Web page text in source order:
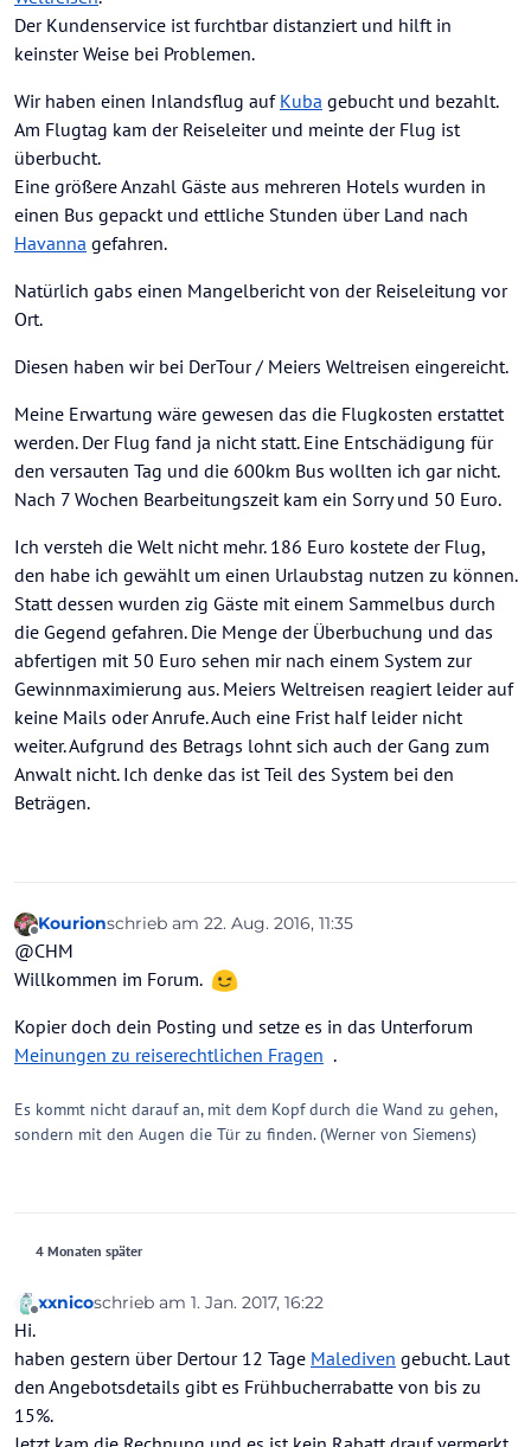
Der Kundenservice ist furchtbar distanziert und hilft in
keinster Weise bei Problemen.
Wir haben einen Inlandsflug auf Kuba gebucht und bezahlt.
Am Flugtag kam der Reiseleiter und meinte der Flug ist
überbucht.
Eine größere Anzahl Gäste aus mehreren Hotels wurden in
einen Bus gepackt und ettliche Stunden über Land nach
Havanna gefahren.
Natürlich gabs einen Mangelbericht von der Reiseleitung vor
Ort.
Diesen haben wir bei DerTour / Meiers Weltreisen eingereicht.
Meine Erwartung wäre gewesen das die Flugkosten erstattet
werden. Der Flug fand ja nicht statt. Eine Entschädigung für
den versauten Tag und die 600km Bus wollten ich gar nicht.
Nach 7 Wochen Bearbeitungszeit kam ein Sorry und 50 Euro.
Ich versteh die Welt nicht mehr. 186 Euro kostete der Flug,
den habe ich gewählt um einen Urlaubstag nutzen zu können.
Statt dessen wurden zig Gäste mit einem Sammelbus durch
die Gegend gefahren. Die Menge der Überbuchung und das
abfertigen mit 50 Euro sehen mir nach einem System zur
Gewinnmaximierung aus. Meiers Weltreisen reagiert leider auf
keine Mails oder Anrufe. Auch eine Frist half leider nicht
weiter. Aufgrund des Betrags lohnt sich auch der Gang zum
Anwalt nicht. Ich denke das ist Teil des System bei den
Beträgen.
Offline
Kourionschrieb am 22. Aug. 2016, 11:35
zuletzt editiert von
@CHM
Willkommen im Forum.
Kopier doch dein Posting und setze es in das Unterforum
Meinungen zu reiserechtlichen Fragen .
Es kommt nicht darauf an, mit dem Kopf durch die Wand zu gehen,
sondern mit den Augen die Tür zu finden. (Werner von Siemens)
4 Monaten später
Offline
xxnicoschrieb am 1. Jan. 2017, 16:22
zuletzt editiert von
Hi.
haben gestern über Dertour 12 Tage Malediven gebucht. Laut
den Angebotsdetails gibt es Frühbucherrabatte von bis zu
15%.